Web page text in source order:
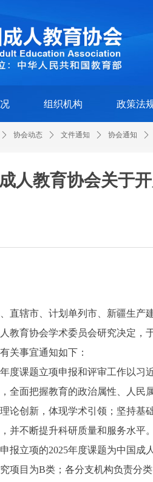
组织机构 政策法
ꄲ 协会动态 ꄲ 文件通知 ꄲ 协会通知 ꄲ
人教育协会关于
直辖市、计划单列市、新疆生产
育协会学术委员会研究决定，于
关事宜通知如下：
课题立项申报和评审工作以习近
全面把握教育的政治属性、人民
论创新，体现学术引领；坚持基
并不断提升科研质量和服务水平
立项的2025年度课题为中国成
项目为B类；各分支机构负责分